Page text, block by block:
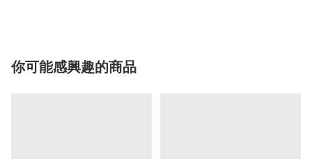
你可能感興趣的商品